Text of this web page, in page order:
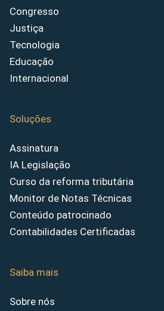
Congresso
Justiça
Tecnologia
Educação
Internacional
Soluções
Assinatura
IA Legislação
Curso da reforma tributária
Monitor de Notas Técnicas
Conteúdo patrocinado
Contabilidades Certificadas
Saiba mais
Sobre nós